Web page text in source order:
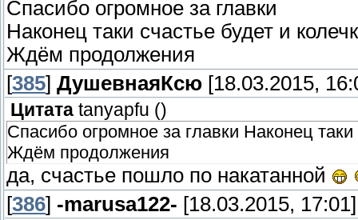
Спасибо огромное за главки
Наконец таки счастье будет и
Ждём продолжения
[385] ДушевнаяКсю [18.03.2015,
Цитата tanyapfu ()
Спасибо огромное за главки Наконец
Ждём продолжения
да, счастье пошло по накатанной
[386] -marusa122- [18.03.2015, 17:01]